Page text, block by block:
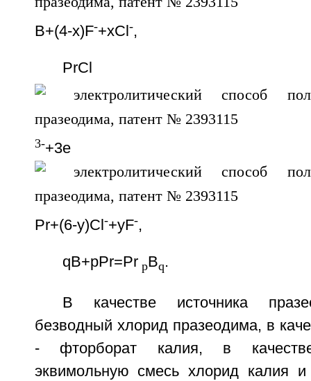
В+(4-x)F-+xCl -,
PrCl
3-+3е
Pr+(6-у)Cl -+yF-,
qB+pPr=Pr pBq.
В качестве источника
безводный хлорид празеодима, в
- фторборат калия, в
эквимольную смесь хлорид калия